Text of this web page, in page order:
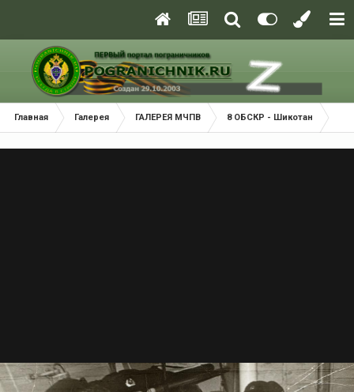
Главная Галерея ГАЛЕРЕЯ МЧПВ 8 ОБСКР - Шикотан